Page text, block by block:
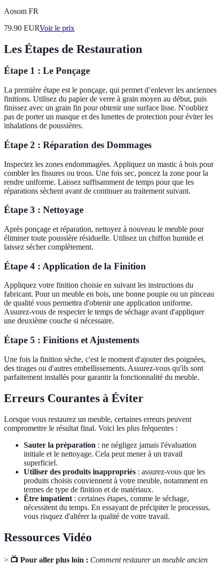
Aosom FR
79.90 EURVoir le prix
Les Étapes de Restauration
Étape 1 : Le Ponçage
La première étape est le ponçage, qui permet d’enlever les anciennes
finitions. Utilisez du papier de verre à grain moyen au début, puis
finissez avec un grain fin pour obtenir une surface lisse. N'oubliez
pas de porter un masque et des lunettes de protection pour éviter les
inhalations de poussières.
Étape 2 : Réparation des Dommages
Inspectez les zones endommagées. Appliquez un mastic à bois pour
combler les fissures ou trous. Une fois sec, poncez la zone pour la
rendre uniforme. Laissez suffisamment de temps pour que les
réparations sèchent avant de continuer au traitement suivant.
Étape 3 : Nettoyage
Après ponçage et réparation, nettoyez à nouveau le meuble pour
éliminer toute poussière résiduelle. Utilisez un chiffon humide et
laissez sécher complètement.
Étape 4 : Application de la Finition
Appliquez votre finition choisie en suivant les instructions du
fabricant. Pour un meuble en bois, une bonne poupie ou un pinceau
de qualité vous permettra d'obtenir une application uniforme.
Assurez-vous de respecter le temps de séchage avant d'appliquer
une deuxième couche si nécessaire.
Étape 5 : Finitions et Ajustements
Une fois la finition sèche, c'est le moment d'ajouter des poignées,
des tirages ou d'autres embellissements. Assurez-vous qu'ils sont
parfaitement installés pour garantir la fonctionnalité du meuble.
Erreurs Courantes à Éviter
Lorsque vous restaurez un meuble, certaines erreurs peuvent
compromettre le résultat final. Voici les plus fréquentes :
Sauter la préparation : ne négligez jamais l'évaluation
initiale et le nettoyage. Cela peut mener à un travail
superficiel.
Utiliser des produits inappropriés : assurez-vous que les
produits choisis conviennent à votre meuble, notamment en
termes de type de finition et de matériaux.
Être impatient : certaines étapes, comme le séchage,
nécessitent du temps. En essayant de précipiter le processus,
vous risquez d'altérer la qualité de votre travail.
Ressources Vidéo
> 📺 Pour aller plus loin : Comment restaurer un meuble ancien